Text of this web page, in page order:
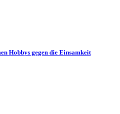
Hobbys gegen die Einsamkeit